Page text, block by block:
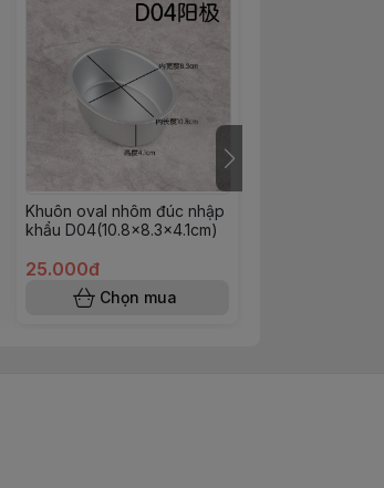
Khuôn oval nhôm đúc nhập
khẩu D04(10.8x8.3x4.1cm)
25.000đ
Chọn mua